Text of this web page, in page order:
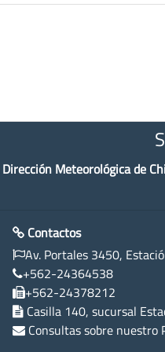
Dirección Meteorológica de
Contactos
Av. Portales 3450,
+562-24364538
+562-24378212
Casilla 140, sucursal
Consultas sobre nuestro